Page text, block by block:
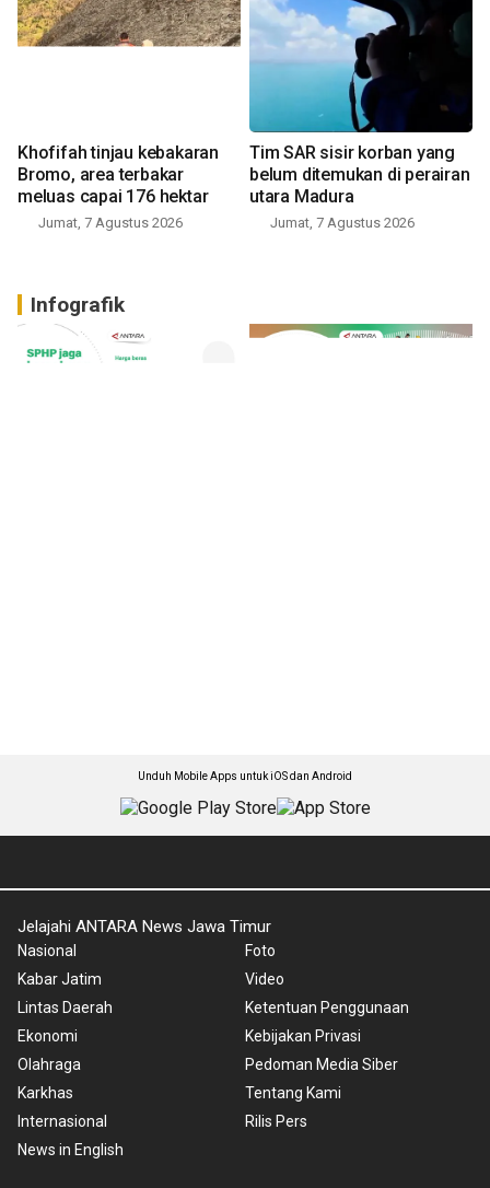
Khofifah tinjau kebakaran
Bromo, area terbakar
meluas capai 176 hektar
Jumat, 7 Agustus 2026
Tim SAR sisir korban yang
belum ditemukan di perairan
utara Madura
Jumat, 7 Agustus 2026
Infografik
Unduh Mobile Apps untuk iOS dan Android
Jelajahi ANTARA News Jawa Timur
Nasional
Kabar Jatim
Lintas Daerah
Ekonomi
Olahraga
Karkhas
Internasional
News in English
Foto
Video
Ketentuan Penggunaan
Kebijakan Privasi
Pedoman Media Siber
Tentang Kami
Rilis Pers